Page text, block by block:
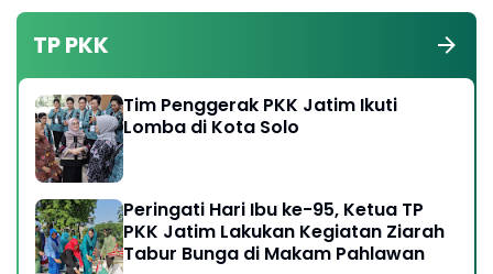
TP PKK
Tim Penggerak PKK Jatim Ikuti
Lomba di Kota Solo
Peringati Hari Ibu ke-95, Ketua TP
PKK Jatim Lakukan Kegiatan Ziarah
Tabur Bunga di Makam Pahlawan